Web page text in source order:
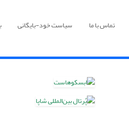
تماس با ما سیاست خود-بایگانی